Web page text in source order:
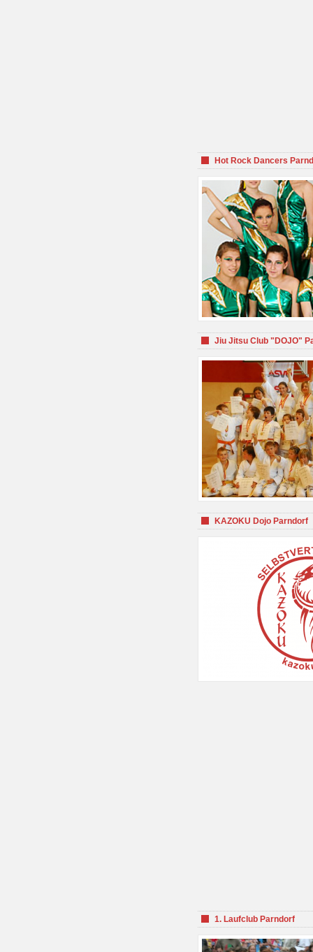
Hot Rock Dancers
Jiu Jitsu Club "DOJO"
KAZOKU Dojo Parndorf
1. Laufclub Parndorf